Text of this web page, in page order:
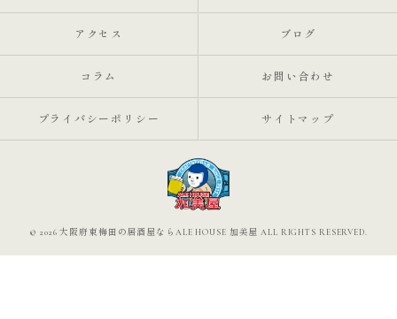
アクセス ブログ
コラム お問い合わせ
プライバシーポリシー サイトマップ
© 2026 大阪府東梅田の居酒屋ならALE HOUSE 加美屋 ALL RIGHTS RESERVED.